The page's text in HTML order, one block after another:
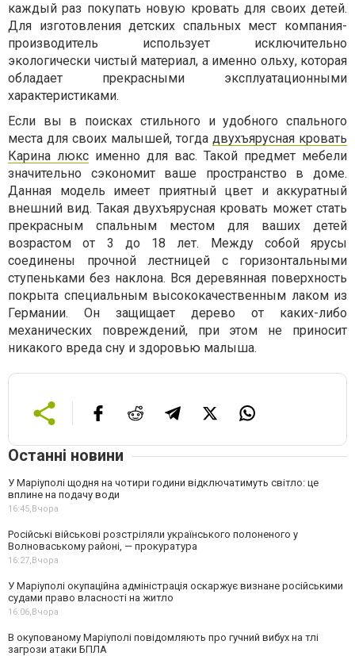
каждый раз покупать новую кровать для своих детей.
Для изготовления детских спальных мест компания-
производитель использует исключительно
экологически чистый материал, а именно ольху, которая
обладает прекрасными эксплуатационными
характеристиками.
Если вы в поисках стильного и удобного спального
места для своих малышей, тогда двухъярусная кровать
Карина люкс именно для вас. Такой предмет мебели
значительно сэкономит ваше пространство в доме.
Данная модель имеет приятный цвет и аккуратный
внешний вид. Такая двухъярусная кровать может стать
прекрасным спальным местом для ваших детей
возрастом от 3 до 18 лет. Между собой ярусы
соединены прочной лестницей с горизонтальными
ступеньками без наклона. Вся деревянная поверхность
покрыта специальным высококачественным лаком из
Германии. Он защищает дерево от каких-либо
механических повреждений, при этом не приносит
никакого вреда сну и здоровью малыша.
Останні новини
У Маріуполі щодня на чотири години відключатимуть світло: це
вплине на подачу води
16:45,Вчора
Російські військові розстріляли українського полоненого у
Волноваському районі, — прокуратура
16:27,Вчора
У Маріуполі окупаційна адміністрація оскаржує визнане російськими
судами право власності на житло
16:06,Вчора
В окупованому Маріуполі повідомляють про гучний вибух на тлі
загрози атаки БПЛА